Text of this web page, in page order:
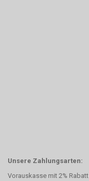
Unsere Zahlungsarten:
Vorauskasse mit 2% Rabatt